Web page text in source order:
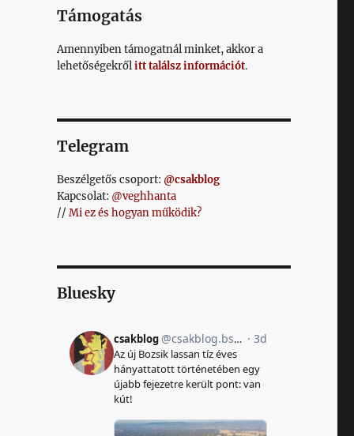
Támogatás
Amennyiben támogatnál minket, akkor a
lehetőségekrőlitt találsz információt.
Telegram
Beszélgetős csoport: @csakblog
Kapcsolat: @veghhanta
// Mi ez és hogyan működik?
Bluesky